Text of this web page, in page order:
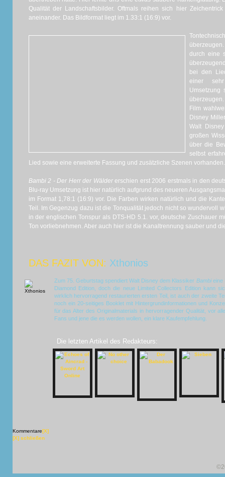
Qualität der Landschaftsbilder. Oftmals reihen sich hier
aneinander. Das Bildformat liegt im 1.33:1 (16:9) vor.
durch eine
bei den
einer
Umsetzung
Film
Disney
Walt
großen
über die
selbst
Lied sowie eine erweiterte Fassung und zusätzliche Szenen vorhanden.
Bambi 2 - Der Herr der Wäldererschien erst 2006 erstmals in den
Blu-ray Umsetzung ist hier natürlich aufgrund des neueren
im Format 1,78:1 (16:9) vor. Die Farben wirken natürlich und die
Teil. Im Gegenzug dazu ist die Tonqualität jedoch nicht so wundervoll
in der englischen Tonspur als DTS-HD 5.1. vor, deutsche Zuschauer
Ton vorliebnehmen. Aber auch hier ist die Kanaltrennung sauber und
DAS FAZIT VON: Xthonios
Zum 75. Geburtstag spendiert Walt Disney dem Klassiker Bambieine
Diamond Edition, doch die neue Limited Collectors Edition kann
wirklich hervorragend restaurierten ersten Teil, ist auch der zweite
noch ein 20-seitiges Booklet mit Hintergrundinformationen und
für das Alter des Originalmaterials in hervorragender Qualität, vor
Fans und jene die es werden wollen, ein klare Kaufempfehlung.
Die letzten Artikel des Redakteurs:
Kommentare[X]
[X] schließen